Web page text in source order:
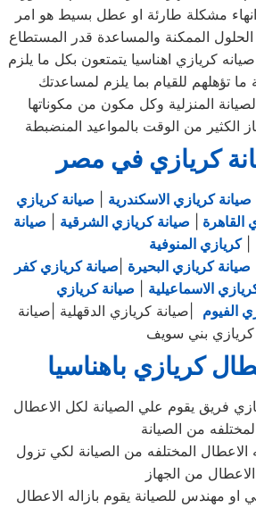
مشكلة طارئة او عطل بسيط هو امر
كريازي اهناسيا يتمتعون بكل ما يلزم
ما تؤهلهم للقيام بما يلزم لمساعدتك
المنزلية وكل مكون من مكوناتها
الكثير من الوقت بالمواعيد المنضبطة
كريازي في مصر
صيانة كريازي الاسكندرية
صيانة كريازي
القاهرة صيانة كريازي الشرقية
صيانة
كريازي المنوفية|
صيانة كريازي البحيرة صيانة كريازي كفر
الاسماعيلية
صيانة كريازي
الفيوم |صيانة كريازي الدقهلية |صيانة
كريازي بني سويف
كريازي باهناسيا
فريق يقوم علي الصيانة لكل الاعطال
من الصيانة
المختلفه من الصيانة لكي تزول
الاعطال من الجهاز
مهندس للصيانة يقوم بازاله الاعطال